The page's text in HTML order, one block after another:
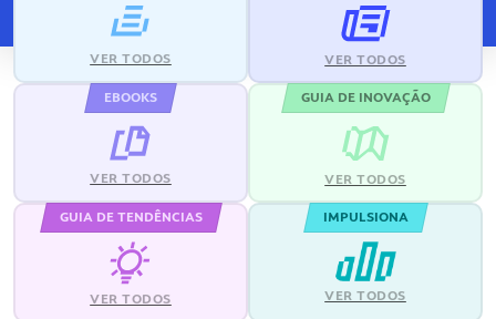
VER TODOS VER TODOS
EBOOKS
VER TODOS
GUIA DE INOVAÇÃO
VER TODOS
GUIA DE TENDÊNCIAS
VER TODOS
IMPULSIONA
VER TODOS